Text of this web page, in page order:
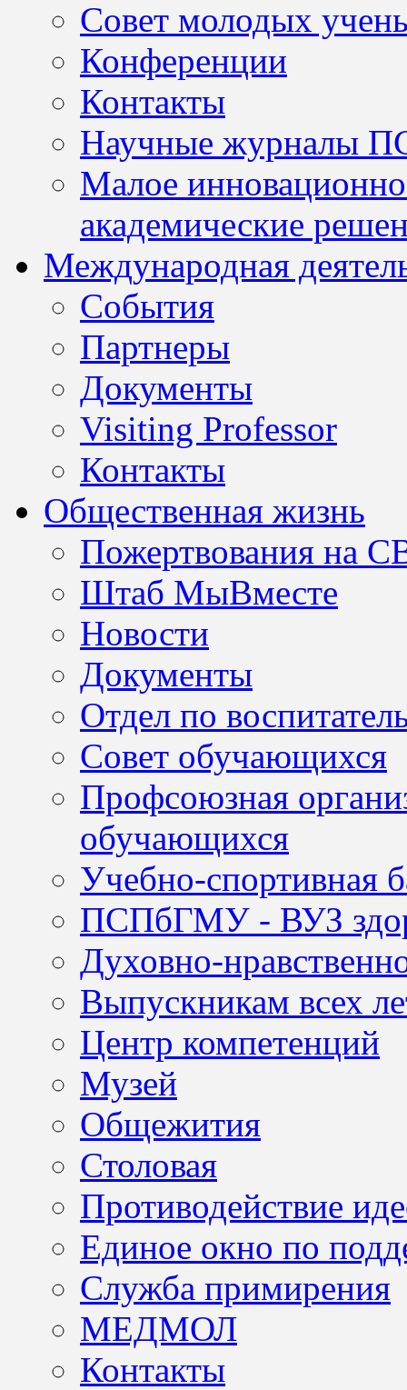
Совет молодых
Конференции
Контакты
Научные журналы
Малое
академические
Международная
События
Партнеры
Документы
Visiting Professor
Контакты
Общественная жизнь
Пожертвования на
Штаб МыВместе
Новости
Документы
Отдел по
Совет обучающихся
Профсоюзная
обучающихся
Учебно-спортивная
ПСПбГМУ - ВУЗ
Духовно-
Выпускникам всех
Центр компетенций
Музей
Общежития
Столовая
Противодействие
Единое окно по
Служба примирения
МЕДМОЛ
Контакты